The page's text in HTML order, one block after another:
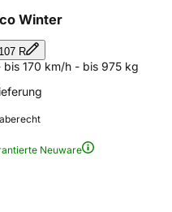
Winter
R
170 km/h - bis 975 kg
Neuware